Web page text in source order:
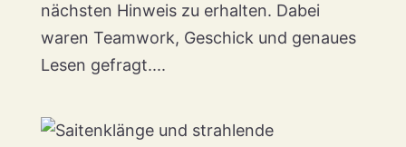
nächsten Hinweis zu erhalten. Dabei
waren Teamwork, Geschick und genaues
Lesen gefragt....